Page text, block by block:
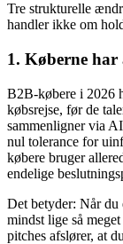
Tre strukturelle
handler ikke om
1. Køberne
B2B-købere i 2026
købsrejse, før de
sammenligner via
nul tolerance for
købere bruger
endelige
Det betyder: Når du
mindst lige så
pitches afslører, at